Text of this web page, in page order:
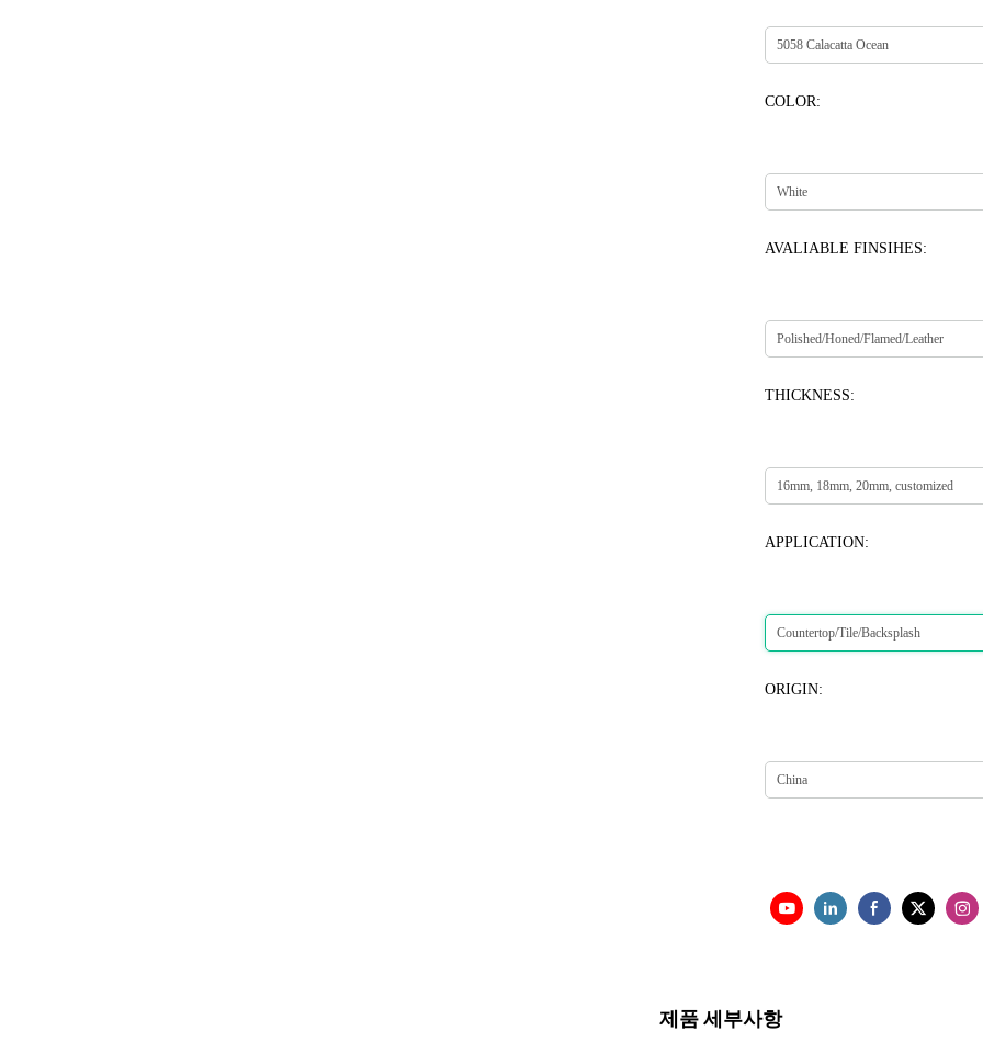
COLOR:
AVALIABLE FINSIHES:
THICKNESS:
APPLICATION:
ORIGIN:
제품 세부사항